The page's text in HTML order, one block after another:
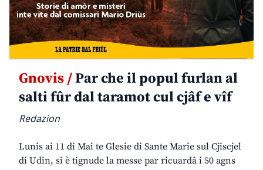
Gnovis /Par che il popul furlan al
salti fûr dal taramot cul cjâf e vîf
Redazion
Lunis ai 11 di Mai te Glesie di Sante Marie sul Cjiscjel
di Udin, si è tignude la messe par ricuardâ i 50 agns